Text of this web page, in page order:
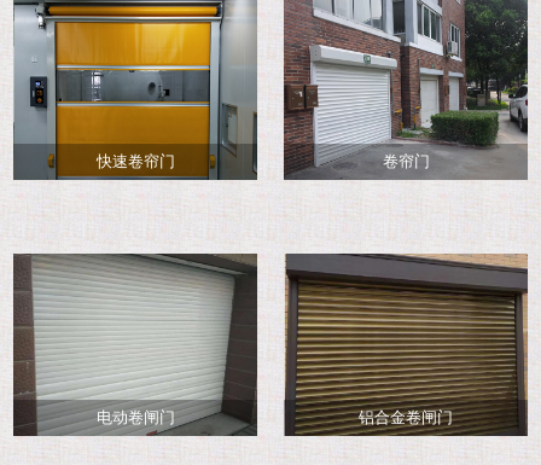
快速卷帘门 卷帘门
电动卷闸门 铝合金卷闸门